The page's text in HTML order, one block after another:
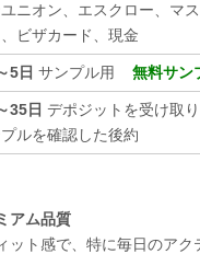
ユニオン、エスクロー、マ
、ビザカード、現金
5日 サンプル用 無料サン
35日 デポジットを受け取
プルを確認した後約
アム品質
ット感で、特に毎日のアク